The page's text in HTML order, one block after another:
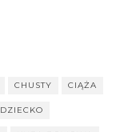
CHUSTY CIĄŻA
DZIECKO